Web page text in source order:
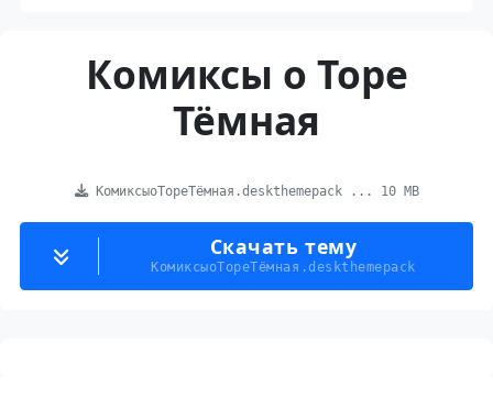
Комиксы о Торе
Тёмная
КомиксыоТореТёмная.deskthemepack ... 10 MB
Скачать тему
КомиксыоТореТёмная.deskthemepack